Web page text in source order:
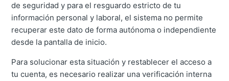
de seguridad y para el resguardo estricto de tu
información personal y laboral, el sistema no permite
recuperar este dato de forma autónoma o independiente
desde la pantalla de inicio.
Para solucionar esta situación y restablecer el acceso a
tu cuenta, es necesario realizar una verificación interna